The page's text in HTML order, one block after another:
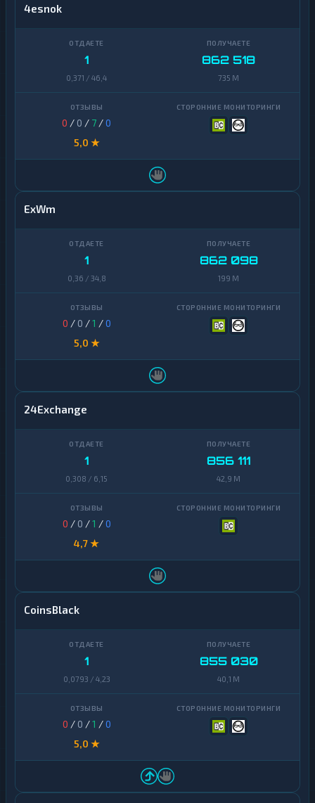
4esnok
1
0,371 / 46,4
862 518
735 M
0 / 0 / 7 /0
5,0 ★
ExWm
1
0,36 / 34,8
862 098
199 M
0 / 0 /1 /0
5,0 ★
24Exchange
1
0,308 / 6,15
856 111
42,9 M
0 / 0 /1 /0
4,7 ★
CoinsBlack
1
0,0793 / 4,23
855 030
40,1 M
0 / 0 /1 /0
5,0 ★